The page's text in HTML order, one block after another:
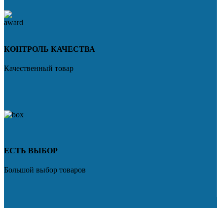
КОНТРОЛЬ КАЧЕСТВА
Качественный товар
ЕСТЬ ВЫБОР
Большой выбор товаров